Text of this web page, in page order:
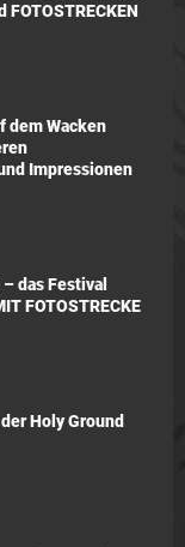
dem Wacken
Impressionen
das Festival
FOTOSTRECKE
Holy Ground